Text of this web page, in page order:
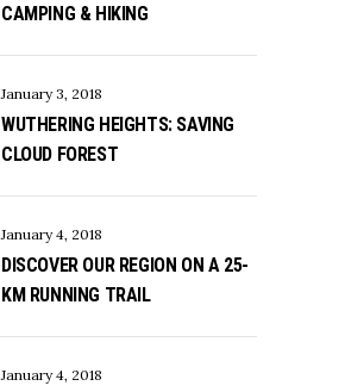
CAMPING & HIKING
January 3, 2018
WUTHERING HEIGHTS: SAVING
CLOUD FOREST
January 4, 2018
DISCOVER OUR REGION ON A 25-
KM RUNNING TRAIL
January 4, 2018